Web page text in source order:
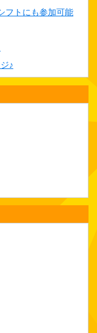
トにも参加可能
♪